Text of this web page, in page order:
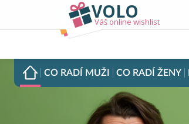
VOLO
Váš online wishlist
CO RADÍ MUŽI CO RADÍ ŽENY